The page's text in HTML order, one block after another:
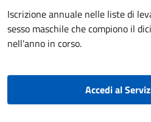
Iscrizione annuale nelle liste di
sesso maschile che compiono il
nell'anno in corso.
Accedi al